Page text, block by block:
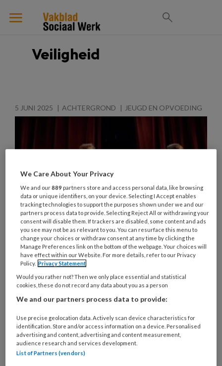
Veiligheid
5 JUNI 2025 ACHTERGROND JEUGD EN OPVOEDING
Zelf je wereld vormgeven
Veel jongeren hebben het zwaar.
te passen aan hun omstandigheden, ziet
Sebastian Abdallah. Hij pleit voor een andere
manier van werken met jongeren: de
‘interactionistische' benadering. ‘Jongeren keken
uit naar de wekelijkse pizza-avond om te praten
We Care About Your Privacy
We and our889 partners store and access personal data, like browsing
data or unique identifiers, on your device. Selecting I Accept enables
tracking technologies to support the purposes shown under we and our
partners process data to provide. Selecting Reject All or withdrawing your
consent will disable them. If trackers are disabled, some content and ads
you see may not be as relevant to you. You can resurface this menu to
change your choices or withdraw consent at any time by clicking the
Manage Preferences link on the bottom of the webpage. Your choices will
have effect within our Website. For more details, refer to our Privacy
Policy. Privacy Statement
Would you rather not? Then we only place essential and statistical
cookies, these do not record any data about you as a person
We and our partners process data to provide:
Use precise geolocation data. Actively scan device characteristics for
identification. Store and/or access information on a device. Personalised
advertising and content, advertising and content measurement,
audience research and services development.
List of Partners (vendors)